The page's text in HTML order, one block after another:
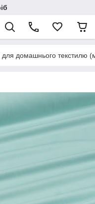
для домашнього текстилю